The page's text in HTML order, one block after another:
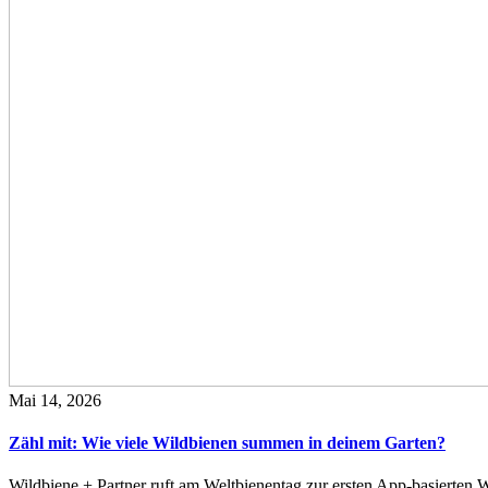
Mai 14, 2026
Zähl mit: Wie viele Wildbienen summen in deinem Garten?